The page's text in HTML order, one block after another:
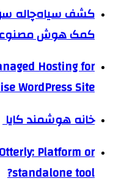
کشف سیاه‌چاله
کمک هوش
Hosting for
WordPress Site
خانه هوشمند کایا
Platform or
standalone tool?